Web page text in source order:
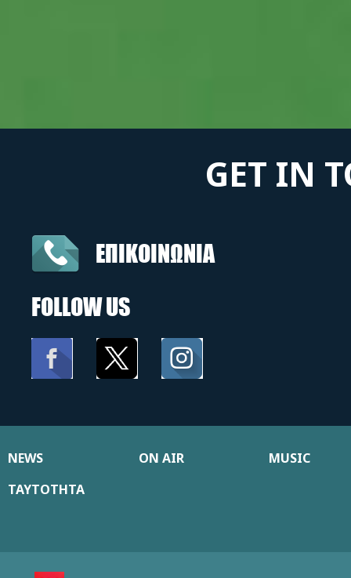
GET IN
ΕΠΙΚΟΙΝΩΝΙΑ
FOLLOW US
NEWS ON AIR
MUSIC
ΤΑΥΤΟΤΗΤΑ